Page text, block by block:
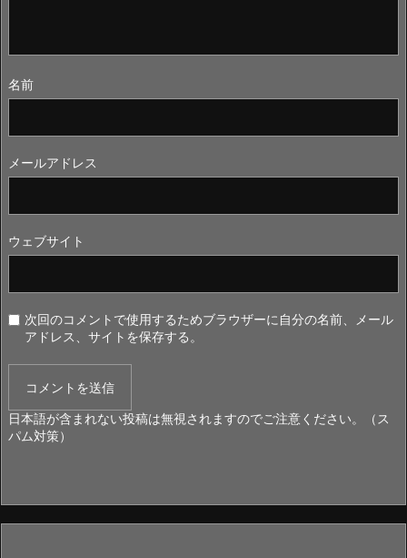
名前
メールアドレス
ウェブサイト
次回のコメントで使用するためブラウザーに自分の名前、メール
アドレス、サイトを保存する。
日本語が含まれない投稿は無視されますのでご注意ください。（ス
パム対策）